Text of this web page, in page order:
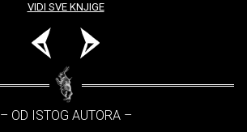
VIDI SVE KNJIGE
– OD ISTOG AUTORA –